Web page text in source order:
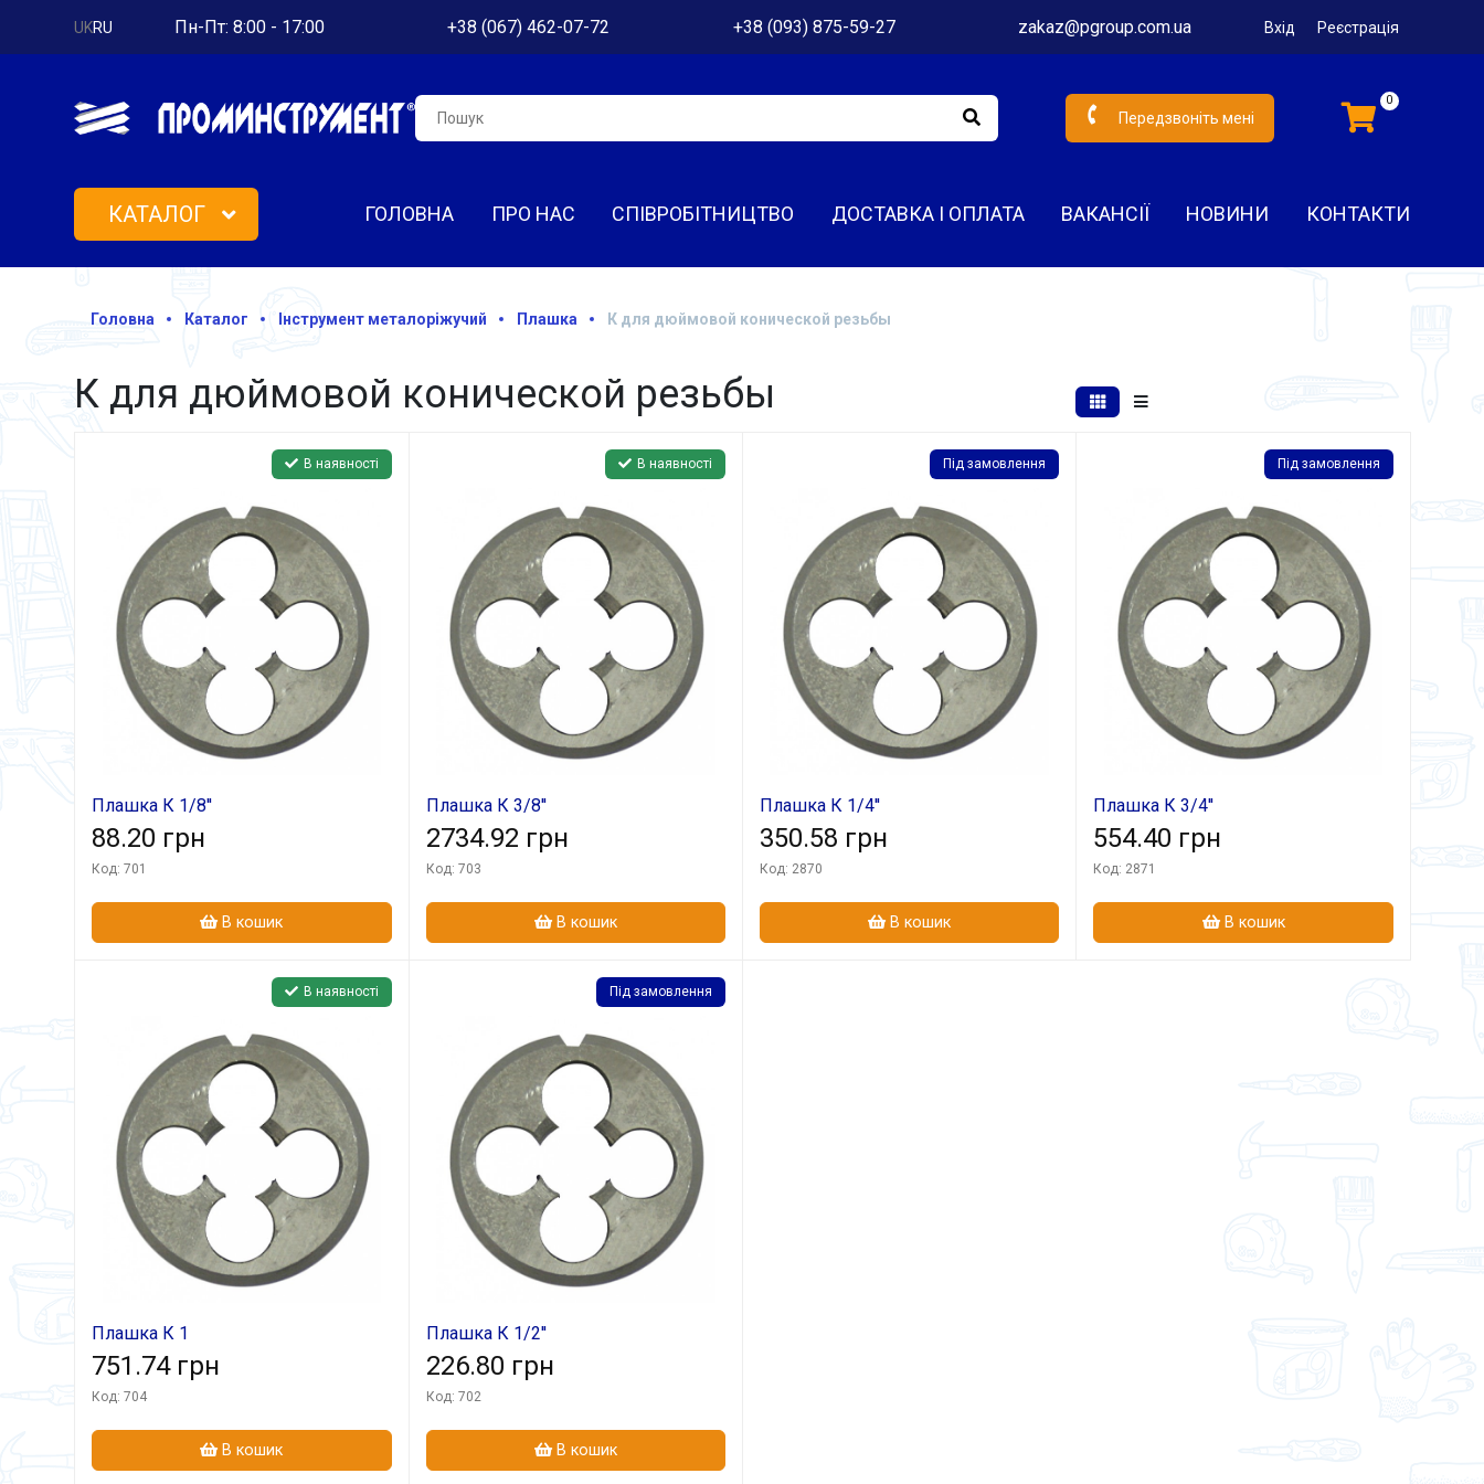
UKRU Пн-Пт: 8:00 - 17:00 +38 (067) 462-07-72 +38 (093) 875-59-27 zakaz@pgroup.com.ua Вхід Реєстрація
Передзвоніть мені
0
КАТАЛОГ ГОЛОВНА ПРО НАС СПІВРОБІТНИЦТВО ДОСТАВКА І ОПЛАТА ВАКАНСІЇ НОВИНИ КОНТАКТИ
Головна Каталог Інструмент металоріжучий Плашка К для дюймовой конической резьбы
К для дюймовой конической резьбы
В наявності
Плашка К 1/8''
88.20 грн
Код: 701
В кошик
В наявності
Плашка К 3/8''
2734.92 грн
Код: 703
В кошик
Під замовлення
Плашка К 1/4''
350.58 грн
Код: 2870
В кошик
Під замовлення
Плашка К 3/4''
554.40 грн
Код: 2871
В кошик
В наявності
Плашка К 1
751.74 грн
Код: 704
В кошик
Під замовлення
Плашка К 1/2''
226.80 грн
Код: 702
В кошик